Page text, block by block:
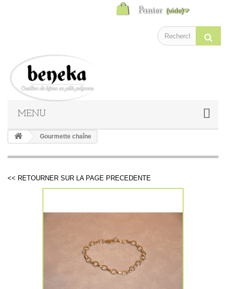
Panier (vide)
MENU
Gourmette chaîne
<< RETOURNER SUR LA PAGE PRECEDENTE